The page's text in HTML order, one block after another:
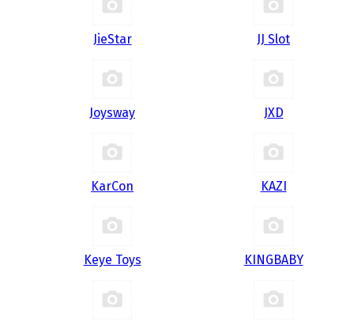
JieStar JJ Slot
Joysway JXD
KarCon KAZI
Keye Toys KINGBABY